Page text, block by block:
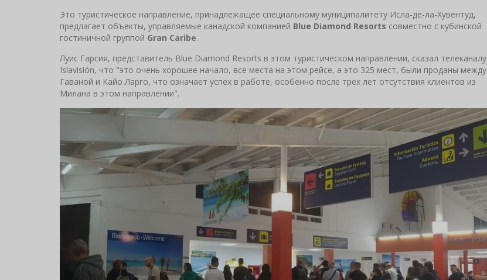
Это туристическое направление, принадлежащее специальному муниципалитету Исла-де-ла-Хувентуд,
предлагает объекты, управляемые канадской компанией Blue Diamond Resorts совместно с кубинской
гостиничной группой Gran Caribe.
Луис Гарсия, представитель Blue Diamond Resorts в этом туристическом направлении, сказал телеканалу
Islavisión, что "это очень хорошее начало, все места на этом рейсе, а это 325 мест, были проданы между
Гаваной и Кайо Ларго, что означает успех в работе, особенно после трех лет отсутствия клиентов из
Милана в этом направлении".